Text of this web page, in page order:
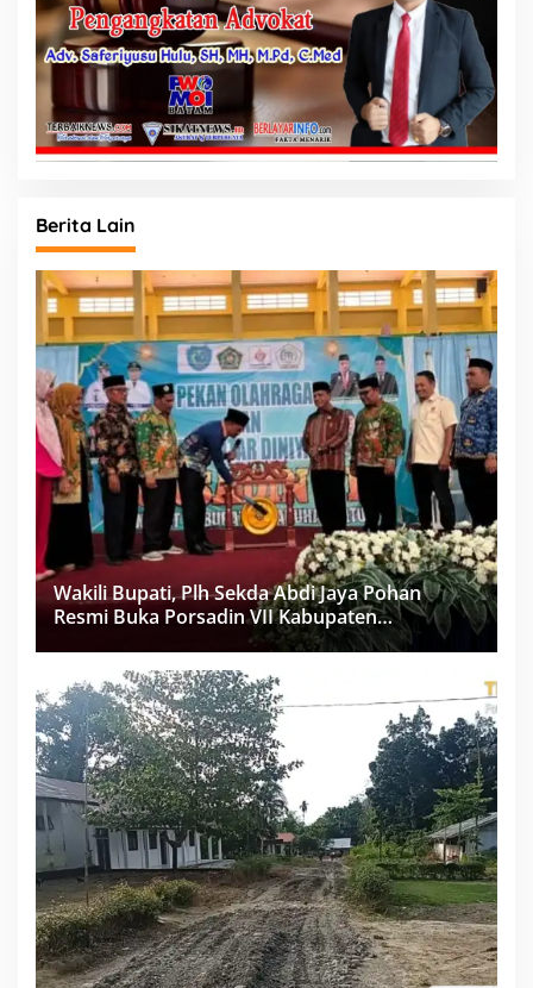
Berita Lain
Wakili Bupati, Plh Sekda Abdi Jaya Pohan
Resmi Buka Porsadin VII Kabupaten